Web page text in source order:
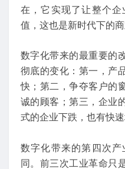
在，它实现了让整个
值，这也是新时代下的商
数字化带来的最重要的
彻底的变化：第一，产
快；第二，争夺客户的
诚的顾客；第三，企业
式的企业下跌，也有快速
数字化带来的第四次
同。前三次工业革命只